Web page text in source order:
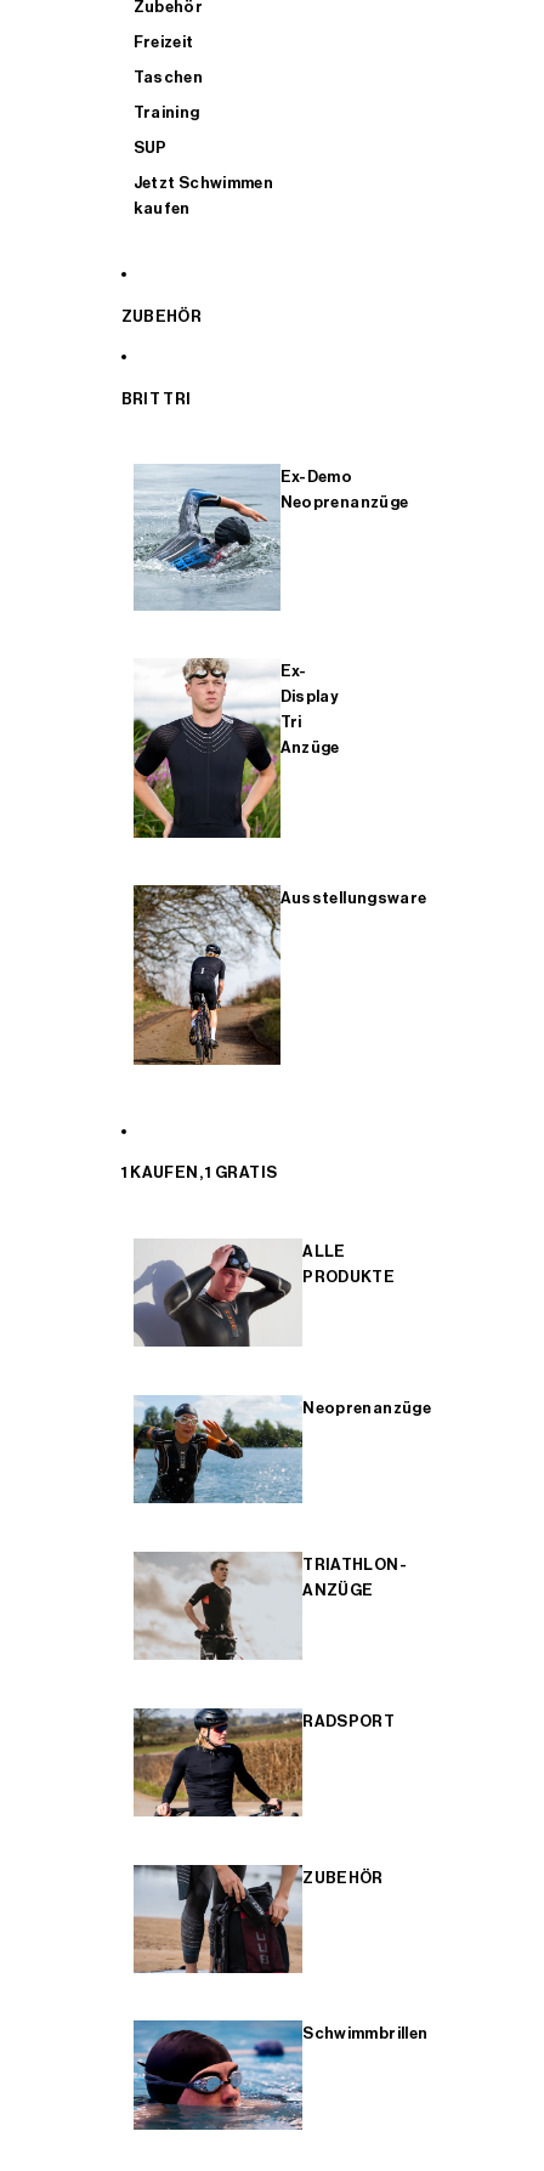
Zubehör
Freizeit
Taschen
Training
SUP
Jetzt Schwimmen
kaufen
ZUBEHÖR
BRIT TRI
Ex-Demo
Neoprenanzüge
Ex-
Display
Tri
Anzüge
Ausstellungsware
1 KAUFEN, 1 GRATIS
ALLE
PRODUKTE
Neoprenanzüge
TRIATHLON-
ANZÜGE
RADSPORT
ZUBEHÖR
Schwimmbrillen